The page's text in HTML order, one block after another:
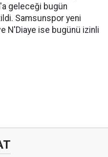
geleceği bugün
Samsunspor yeni
N'Diaye ise bugünü izinli